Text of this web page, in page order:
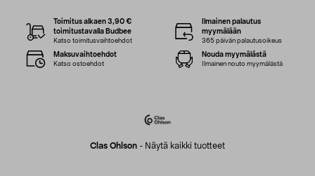
Clas Ohlson - Näytä kaikki tuotteet
Toimitus alkaen 3,90 €
toimitustavalla Budbee
Katso toimitusvaihtoehdot
Ilmainen palautus
myymälään
365 päivän palautusoikeus
Maksuvaihtoehdot
Katso ostoehdot
Nouda myymälästä
Ilmainen nouto myymälästä